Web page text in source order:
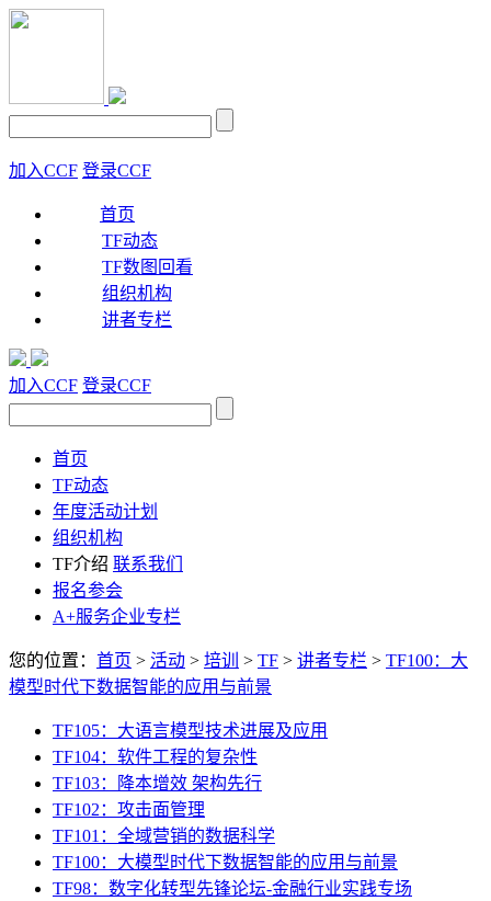
加入CCF 登录CCF
首页
TF动态
TF数图回看
组织机构
讲者专栏
加入CCF 登录CCF
首页
TF动态
年度活动计划
组织机构
TF介绍 联系我们
报名参会
A+服务企业专栏
您的位置： 首页 > 活动 > 培训 > TF > 讲者专栏 > TF100：大
模型时代下数据智能的应用与前景
TF105：大语言模型技术进展及应用
TF104：软件工程的复杂性
TF103：降本增效 架构先行
TF102：攻击面管理
TF101：全域营销的数据科学
TF100：大模型时代下数据智能的应用与前景
TF98：数字化转型先锋论坛-金融行业实践专场